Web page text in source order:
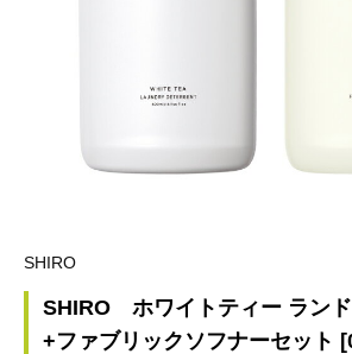
SHIRO
SHIRO ホワイトティー ラン
+ファブリックソフナーセット